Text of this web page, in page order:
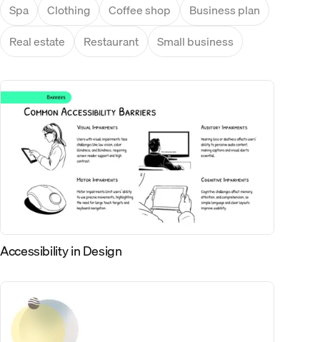
Spa
Clothing Coffee shop
Business plan
Real estate
Restaurant Small business
Accessibility in Design